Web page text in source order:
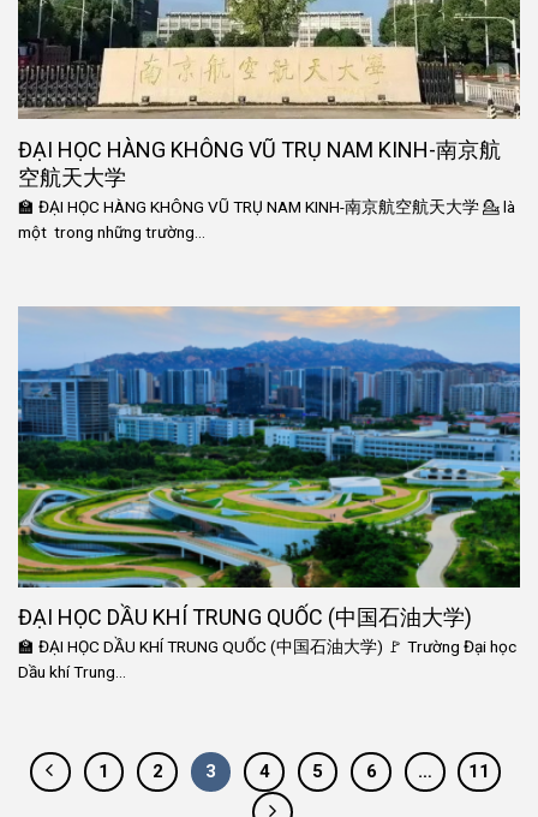
ĐẠI HỌC HÀNG KHÔNG VŨ TRỤ NAM KINH-南京航
空航天大学
🏫 ĐẠI HỌC HÀNG KHÔNG VŨ TRỤ NAM KINH-南京航空航天大学 💁 là
một trong những trường...
ĐẠI HỌC DẦU KHÍ TRUNG QUỐC (中国石油大学)
🏫 ĐẠI HỌC DẦU KHÍ TRUNG QUỐC (中国石油大学) 🚩 Trường Đại học
Dầu khí Trung...
1 2 3 4 5 6 … 11